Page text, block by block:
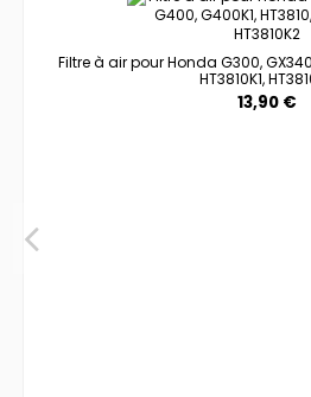
Filtre à air pour Honda G300,
HT3810K1,
13,90 €